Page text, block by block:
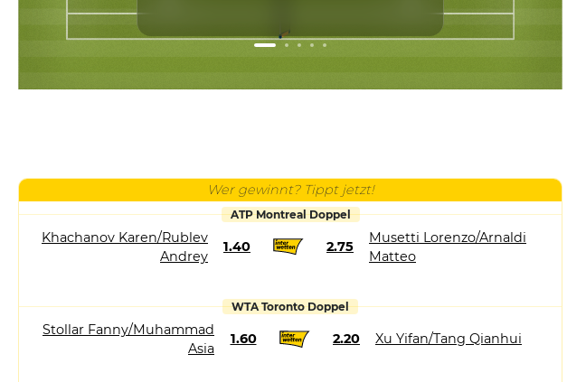
Wer gewinnt? Tippt jetzt!
ATP Montreal Doppel
Khachanov Karen/Rublev
Andrey
1.40 2.75
Musetti Lorenzo/Arnaldi
Matteo
WTA Toronto Doppel
Stollar Fanny/Muhammad
Asia
1.60 2.20 Xu Yifan/Tang Qianhui